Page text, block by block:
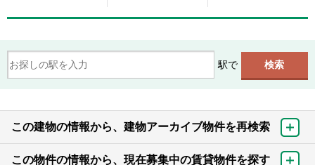
駅で
この建物の情報から、建物アーカイブ物件を再検索
この物件の情報から、現在募集中の賃貸物件を探す